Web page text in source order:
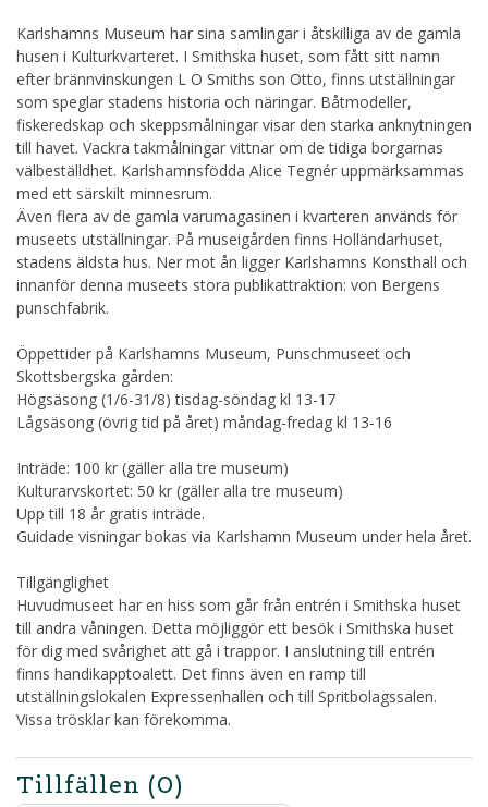
Karlshamns Museum har sina samlingar i åtskilliga av de gamla
husen i Kulturkvarteret. I Smithska huset, som fått sitt namn
efter brännvinskungen L O Smiths son Otto, finns utställningar
som speglar stadens historia och näringar. Båtmodeller,
fiskeredskap och skeppsmålningar visar den starka anknytningen
till havet. Vackra takmålningar vittnar om de tidiga borgarnas
välbeställdhet. Karlshamnsfödda Alice Tegnér uppmärksammas
med ett särskilt minnesrum.
Även flera av de gamla varumagasinen i kvarteren används för
museets utställningar. På museigården finns Holländarhuset,
stadens äldsta hus. Ner mot ån ligger Karlshamns Konsthall och
innanför denna museets stora publikattraktion: von Bergens
punschfabrik.
Öppettider på Karlshamns Museum, Punschmuseet och
Skottsbergska gården:
Högsäsong (1/6-31/8) tisdag-söndag kl 13-17
Lågsäsong (övrig tid på året) måndag-fredag kl 13-16
Inträde: 100 kr (gäller alla tre museum)
Kulturarvskortet: 50 kr (gäller alla tre museum)
Upp till 18 år gratis inträde.
Guidade visningar bokas via Karlshamn Museum under hela året.
Tillgänglighet
Huvudmuseet har en hiss som går från entrén i Smithska huset
till andra våningen. Detta möjliggör ett besök i Smithska huset
för dig med svårighet att gå i trappor. I anslutning till entrén
finns handikapptoalett. Det finns även en ramp till
utställningslokalen Expressenhallen och till Spritbolagssalen.
Vissa trösklar kan förekomma.
Tillfällen (0)